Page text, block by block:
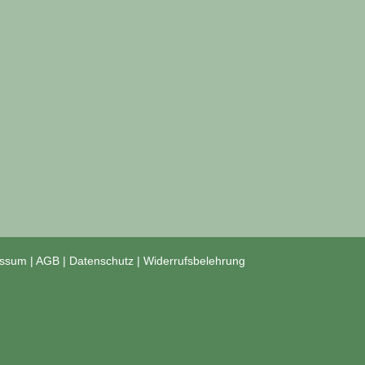
| AGB | Datenschutz | Widerrufsbelehrung